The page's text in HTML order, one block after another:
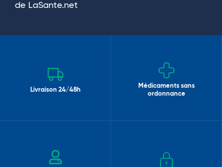
de LaSante.net
Livraison 24/48h
Médicaments sans
ordonnance